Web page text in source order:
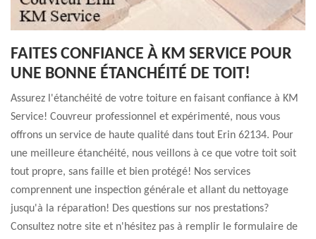
FAITES CONFIANCE À KM SERVICE POUR
UNE BONNE ÉTANCHÉITÉ DE TOIT!
Assurez l'étanchéité de votre toiture en faisant confiance à KM
Service! Couvreur professionnel et expérimenté, nous vous
offrons un service de haute qualité dans tout Erin 62134. Pour
une meilleure étanchéité, nous veillons à ce que votre toit soit
tout propre, sans faille et bien protégé! Nos services
comprennent une inspection générale et allant du nettoyage
jusqu'à la réparation! Des questions sur nos prestations?
Consultez notre site et n'hésitez pas à remplir le formulaire de